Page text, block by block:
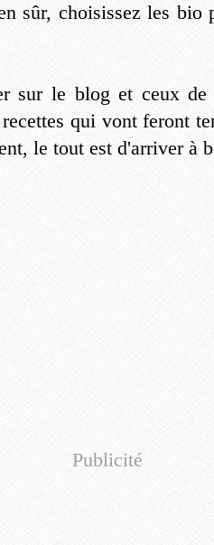
sûr, choisissez les bio
sur le blog et ceux de
qui vont feront
le tout est d'arriver à
Publicité